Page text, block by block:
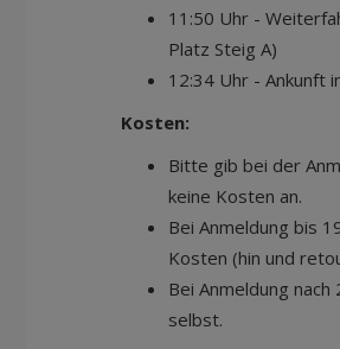
11:50 Uhr -
Platz Steig A)
12:34 Uhr - Ankunft
Kosten:
Bitte gib bei der
keine Kosten an.
Bei Anmeldung bis
Kosten (hin und
Bei Anmeldung
selbst.